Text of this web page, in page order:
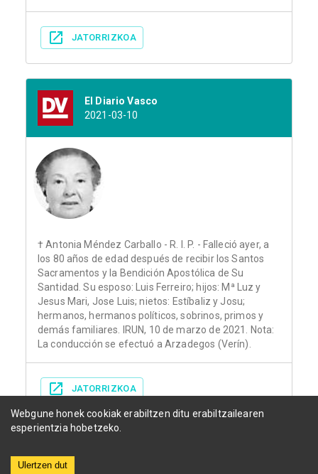
JATORRIZKOA
El Diario Vasco
2021-03-10
† Antonia Méndez Carballo - R. I. P. - Falleció ayer, a
los 80 años de edad después de recibir los Santos
Sacramentos y la Bendición Apostólica de Su
Santidad. Su esposo: Luis Ferreiro; hijos: Mª Luz y
Jesus Mari, Jose Luis; nietos: Estíbaliz y Josu;
hermanos, hermanos políticos, sobrinos, primos y
demás familiares. IRUN, 10 de marzo de 2021. Nota:
La conducción se efectuó a Arzadegos (Verín).
JATORRIZKOA
Webgune honek cookiak erabiltzen ditu erabiltzailearen
esperientzia hobetzeko.
Ulertzen dut